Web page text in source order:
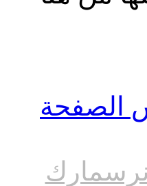
الصفحة